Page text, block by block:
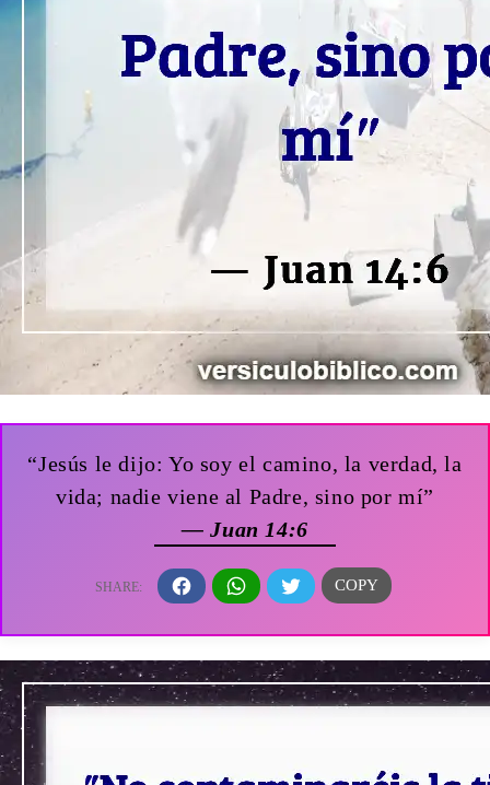
“Jesús le dijo: Yo soy el camino, la verdad, la
vida; nadie viene al Padre, sino por mí”
— Juan 14:6